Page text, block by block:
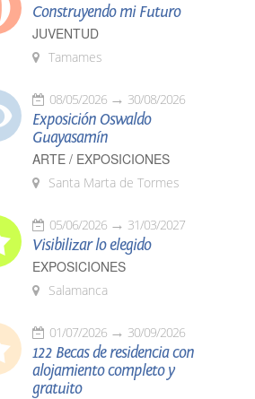
Construyendo mi Futuro
JUVENTUD
Tamames
08/05/2026 30/08/2026
Exposición Oswaldo
Guayasamín
ARTE / EXPOSICIONES
Santa Marta de Tormes
05/06/2026 31/03/2027
Visibilizar lo elegido
EXPOSICIONES
Salamanca
01/07/2026 30/09/2026
122 Becas de residencia con
alojamiento completo y
gratuito